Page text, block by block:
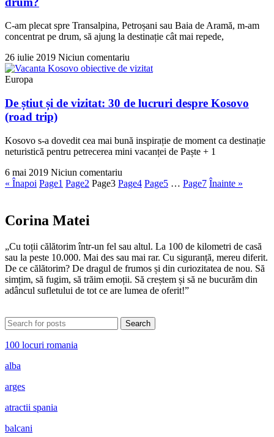
C-am plecat spre Transalpina, Petroșani sau Baia de Aramă, m-am
concentrat pe drum, să ajung la destinație cât mai repede,
26 iulie 2019 Niciun comentariu
Europa
De știut și de vizitat: 30 de lucruri despre Kosovo
(road trip)
Kosovo s-a dovedit cea mai bună inspirație de moment ca destinație
neturistică pentru petrecerea mini vacanței de Paște + 1
6 mai 2019 Niciun comentariu
« Înapoi Page1 Page2 Page3 Page4 Page5 … Page7 Înainte »
Corina Matei
„Cu toții călătorim într-un fel sau altul. La 100 de kilometri de casă
sau la peste 10.000. Mai des sau mai rar. Cu siguranță, mereu diferit.
De ce călătorim? De dragul de frumos și din curiozitatea de nou. Să
simțim, să fugim, să trăim emoții. Să creștem și să ne bucurăm din
adâncul sufletului de tot ce are lumea de oferit!”
Search
100 locuri romania
alba
arges
atractii spania
balcani